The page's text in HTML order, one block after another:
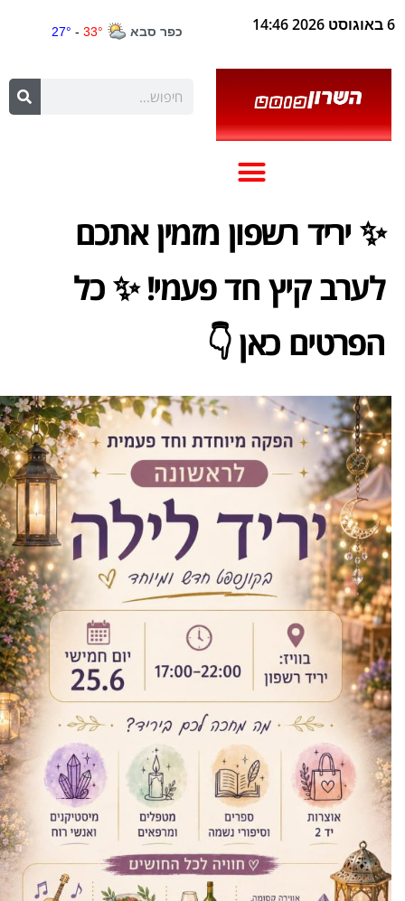
6 באוגוסט 2026 14:46
✨ יריד רשפון מזמין אתכם
לערב קיץ חד פעמי! ✨ כל
הפרטים כאן 👇